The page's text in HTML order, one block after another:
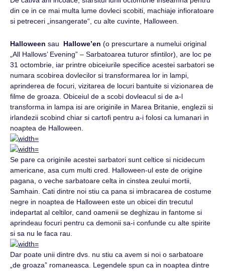
din ce in ce mai multa lume dovleci scobiti, machiaje infioratoare
si petreceri „insangerate“, cu alte cuvinte, Halloween.
Halloween sau Hallowe’en (o prescurtare a numelui original
„All Hallows’ Evening” – Sarbatoarea tuturor sfintilor), are loc pe
31 octombrie, iar printre obiceiurile specifice acestei sarbatori se
numara scobirea dovlecilor si transformarea lor in lampi,
aprinderea de focuri, vizitarea de locuri bantuite si vizionarea de
filme de groaza. Obiceiul de a scobi dovleacul si de a-l
transforma in lampa isi are originile in Marea Britanie, englezii si
irlandezii scobind chiar si cartofi pentru a-i folosi ca lumanari in
noaptea de Halloween.
Se pare ca originile acestei sarbatori sunt celtice si nicidecum
americane, asa cum multi cred. Halloween-ul este de origine
pagana, o veche sarbatoare celta in cinstea zeului mortii,
Samhain. Cati dintre noi stiu ca pana si imbracarea de costume
negre in noaptea de Halloween este un obicei din trecutul
indepartat al celtilor, cand oamenii se deghizau in fantome si
aprindeau focuri pentru ca demonii sa-i confunde cu alte spirite
si sa nu le faca rau.
Dar poate unii dintre dvs. nu stiu ca avem si noi o sarbatoare
„de groaza” romaneasca. Legendele spun ca in noaptea dintre